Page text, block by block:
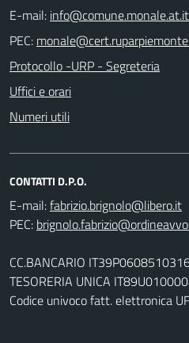
E-mail:
PEC:
Protocollo -URP - Segreteria
Uffici e orari
Numeri utili
CONTATTI D.P.O.
E-mail:
PEC:
CC.BANCARIO
TESORERIA UNICA
Codice univoco fatt. elettronica